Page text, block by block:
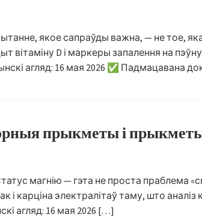
якое сапраўды важна, — не тое,
вітаміну D і маркеры запалення на
агляд: 16 мая 2026 ✅ Падмацавана
прыкметы і
магнію — гэта не проста праблема
карціна электралітаў таму, што аналіз
агляд: 16 мая 2026 […]